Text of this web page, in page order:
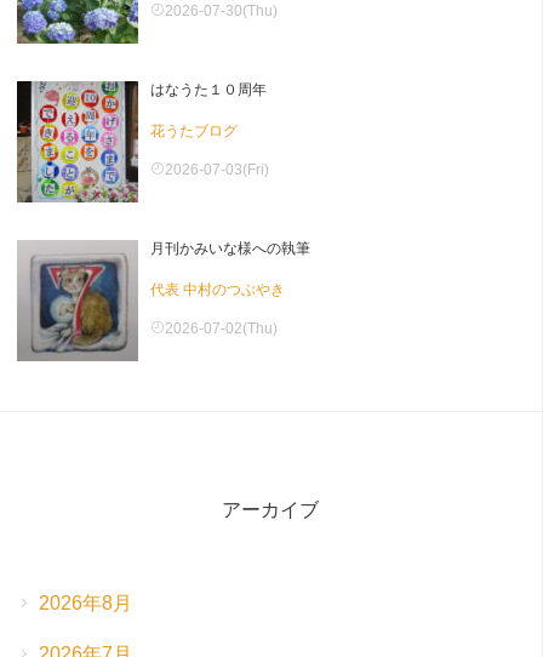
2026-07-30(Thu)
はなうた１０周年
花うたブログ
2026-07-03(Fri)
月刊かみいな様への執筆
代表 中村のつぶやき
2026-07-02(Thu)
アーカイブ
2026年8月